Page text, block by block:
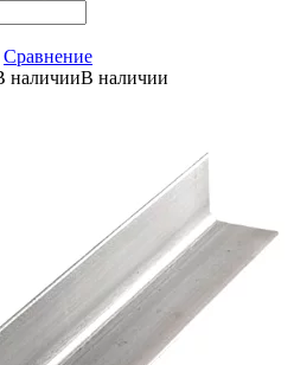
Сравнение
В наличии